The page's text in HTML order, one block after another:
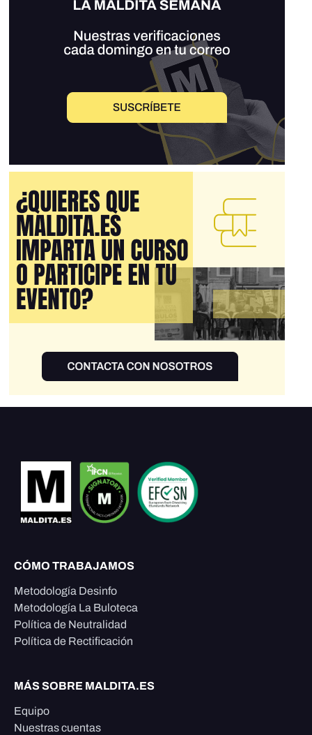
CÓMO TRABAJAMOS
Metodología Desinfo
Metodología La Buloteca
Política de Neutralidad
Política de Rectificación
MÁS SOBRE MALDITA.ES
Equipo
Nuestras cuentas